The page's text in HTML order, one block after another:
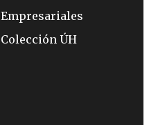
Empresariales
Colección ÚH